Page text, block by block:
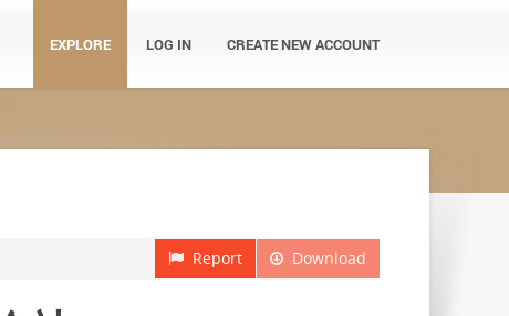
EXPLORE LOG IN CREATE NEW ACCOUNT
Download
Report